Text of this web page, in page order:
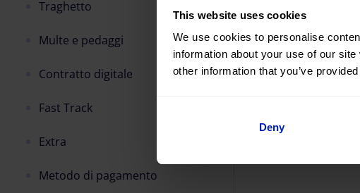
This website uses cookies
We use cookies to personalise
information about your use of our
other information that you’ve
Deny
Traghetto
Multe e pedaggi
Contratto digitale
Fast Track
Extra
Metodo di pagamento
gruppo?